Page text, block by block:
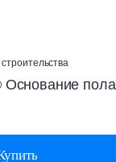
и других
учреждения
назначения
– торговые
пола